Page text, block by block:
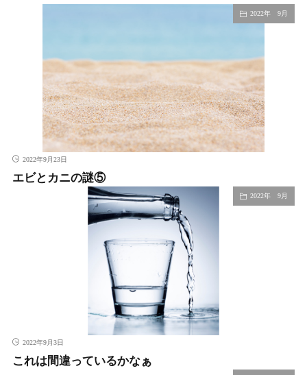
2022年 9月
2022年9月23日
エビとカニの謎⑤
2022年 9月
2022年9月3日
これは間違っているかなぁ